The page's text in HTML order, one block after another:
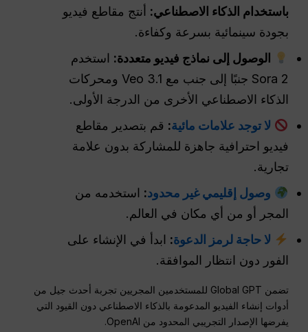
باستخدام الذكاء الاصطناعي: أنتج مقاطع فيديو
بجودة سينمائية بسرعة وكفاءة.
الوصول إلى نماذج فيديو متعددة: استخدم
Sora 2 جنبًا إلى جنب مع Veo 3.1 ومحركات
الذكاء الاصطناعي الأخرى من الدرجة الأولى.
لا توجد علامات مائية: قم بتصدير مقاطع
فيديو احترافية جاهزة للمشاركة بدون علامة
تجارية.
وصول إقليمي غير محدود: استخدمه من
المجر أو من أي مكان في العالم.
لا حاجة لرمز الدعوة: ابدأ في الإنشاء على
الفور دون انتظار الموافقة.
تضمن Global GPT للمستخدمين المجريين تجربة أحدث جيل من
أدوات إنشاء الفيديو المدعومة بالذكاء الاصطناعي دون القيود التي
يفرضها الإصدار التجريبي المحدود من OpenAI.